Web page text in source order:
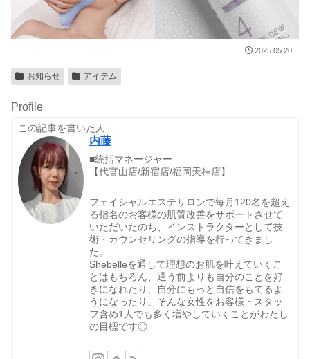
2025.05.20
お知らせ アイテム
Profile
この記事を書いた人
内藤
■統括マネージャー
【代官山店/新宿店/福岡天神店】
フェイシャルエステサロンで毎月120名を超え
る指名のお客様の肌質改善をサポートさせて
いただいたのち、インストラクターとして技
術・カウンセリングの指導を行ってきまし
た。
Shebelleを通して理想のお肌を叶えていくこ
とはもちろん、通う前よりも自分のことを好
きになれたり、自分にもっと自信をもてるよ
うになったり、そんな女性をお客様・スタッ
フ含め1人でも多く増やしていくことがわたし
の目標です◎